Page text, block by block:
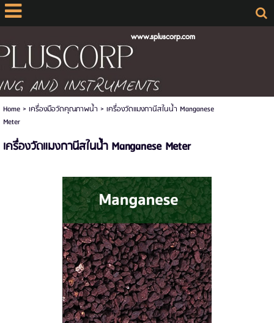
www.spluscorp.com
Home> เครื่องมือวัดคุณภาพน้ำ > เครื่องวัดแมงกานีสในน้ำ Manganese
Meter
เครื่องวัดแมงกานีสในน้ำ Manganese Meter